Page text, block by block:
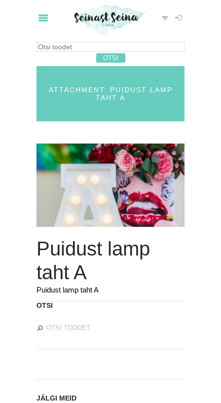
ATTACHMENT: PUIDUST LAMP
TAHT A
Puidust lamp
taht A
Puidust lamp taht A
OTSI
JÄLGI MEID